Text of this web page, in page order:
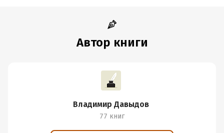
Автор книги
Владимир Давыдов
77 книг